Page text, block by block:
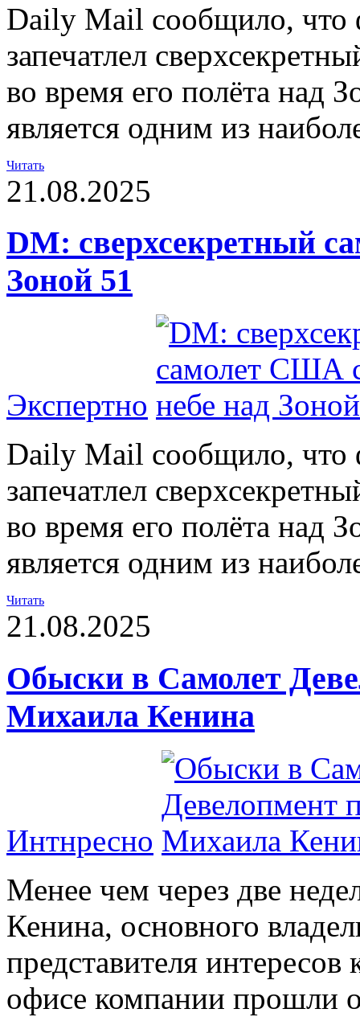
Daily Mail сообщило, что
запечатлел
во время его полёта над
является одним из
Читать
21.08.2025
DM: сверхсекретный
Зоной 51
Экспертно
Daily Mail сообщило, что
запечатлел
во время его полёта над
является одним из
Читать
21.08.2025
Обыски в Самолет
Михаила Кенина
Интнресно
Менее чем через две
Кенина, основного
представителя
офисе компании прошли